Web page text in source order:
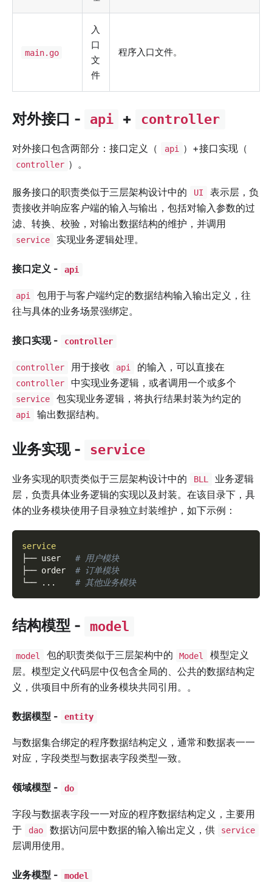
main.go
入
口
文
件
程序入口文件。
对外接口 - api + controller
对外接口包含两部分：接口定义（ api ）+接口实现（
controller ）。
服务接口的职责类似于三层架构设计中的 UI
表示层，负
责接收并响应客户端的输入与输出，包括对输入参数的过
滤、转换、校验，对输出数据结构的维护，并调用
service 实现业务逻辑处理。
接口定义 - api
api
包用于与客户端约定的数据结构输入输出定义，往
往与具体的业务场景强绑定。
接口实现 - controller
controller 用于接收 api 的输入，可以直接在
controller 中实现业务逻辑，或者调用一个或多个
service 包实现业务逻辑，将执行结果封装为约定的
api 输出数据结构。
业务实现 - service
业务实现的职责类似于三层架构设计中的 BLL
业务逻辑
层，负责具体业务逻辑的实现以及封装。在该目录下，具
体的业务模块使用子目录独立封装维护，如下示例：
service
├── user # 用户模块
├── order # 订单模块
└──
.. . # 其他业务模块
结构模型 - model
model 包的职责类似于三层架构中的 Model
模型定义
层。模型定义代码层中仅包含全局的、公共的数据结构定
义，供项目中所有的业务模块共同引用。。
数据模型 - entity
与数据集合绑定的程序数据结构定义，通常和数据表一一
对应，字段类型与数据表字段类型一致。
领域模型 - do
字段与数据表字段一一对应的程序数据结构定义，主要用
于
dao 数据访问层中数据的输入输出定义，供 service
层调用使用。
业务模型 - model